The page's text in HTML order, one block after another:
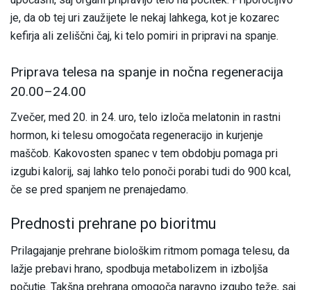
je, da ob tej uri zaužijete le nekaj lahkega, kot je kozarec
kefirja ali zeliščni čaj, ki telo pomiri in pripravi na spanje.
Priprava telesa na spanje in nočna regeneracija
20.00–24.00
Zvečer, med 20. in 24. uro, telo izloča melatonin in rastni
hormon, ki telesu omogočata regeneracijo in kurjenje
maščob. Kakovosten spanec v tem obdobju pomaga pri
izgubi kalorij, saj lahko telo ponoči porabi tudi do 900 kcal,
če se pred spanjem ne prenajedamo.
Prednosti prehrane po bioritmu
Prilagajanje prehrane biološkim ritmom pomaga telesu, da
lažje prebavi hrano, spodbuja metabolizem in izboljša
počutje. Takšna prehrana omogoča naravno izgubo teže, saj